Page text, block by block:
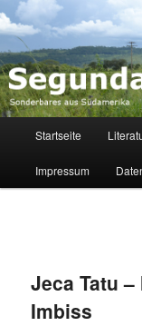
Segunda-
Sonderbares aus
Zum
Inhalt
Startseite
Impressum
Jeca Tatu
Imbiss